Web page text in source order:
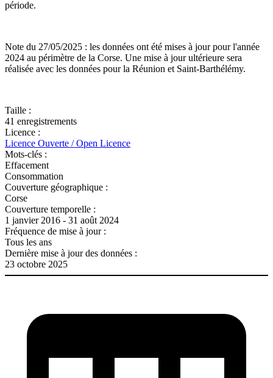
période.
Note du 27/05/2025 : les données ont été mises à jour pour l'année
2024 au périmètre de la Corse. Une mise à jour ultérieure sera
réalisée avec les données pour la Réunion et Saint-Barthélémy.
Taille :
41 enregistrements
Licence :
Licence Ouverte / Open Licence
Mots-clés :
Effacement
Consommation
Couverture géographique :
Corse
Couverture temporelle :
1 janvier 2016 - 31 août 2024
Fréquence de mise à jour :
Tous les ans
Dernière mise à jour des données :
23 octobre 2025